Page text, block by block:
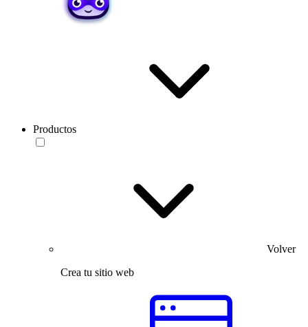
Productos
Volver
Crea tu sitio web